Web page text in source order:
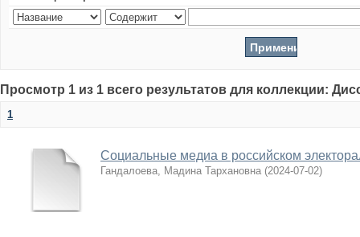
Просмотр 1 из 1 всего результатов для коллекции:
1
Социальные медиа в российском
Гандалоева, Мадина Тархановна (2024-07-02)